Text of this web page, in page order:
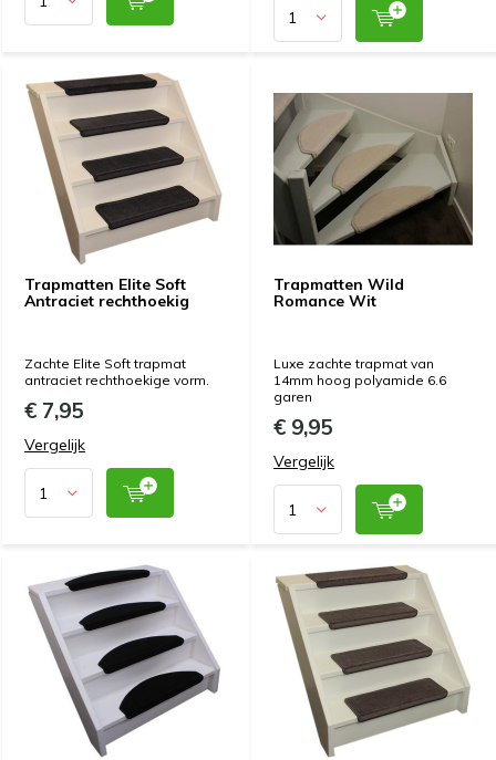
Trapmatten Elite Soft
Antraciet rechthoekig
Zachte Elite Soft trapmat
antraciet rechthoekige vorm.
€ 7,95
Vergelijk
Trapmatten Wild
Romance Wit
Luxe zachte trapmat van
14mm hoog polyamide 6.6
garen
€ 9,95
Vergelijk